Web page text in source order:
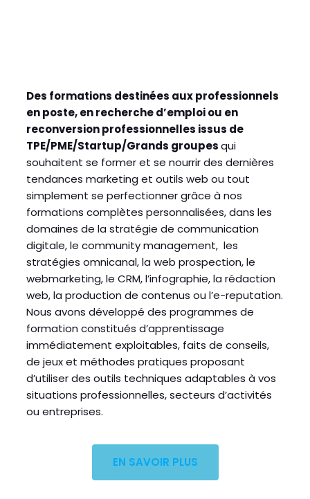
Des formations destinées aux professionnels
en poste, en recherche d’emploi ou en
reconversion professionnelles issus de
TPE/PME/Startup/Grands groupesqui
souhaitent se former et se nourrir des dernières
tendances marketing et outils web ou tout
simplement se perfectionner grâce à nos
formations complètes personnalisées, dans les
domaines de la stratégie de communication
digitale, le community management, les
stratégies omnicanal, la web prospection, le
webmarketing, le CRM, l’infographie, la rédaction
web, la production de contenus ou l’e-reputation.
Nous avons développé des programmes de
formation constitués d’apprentissage
immédiatement exploitables, faits de conseils,
de jeux et méthodes pratiques proposant
d’utiliser des outils techniques adaptables à vos
situations professionnelles, secteurs d’activités
ou entreprises.
EN SAVOIR PLUS